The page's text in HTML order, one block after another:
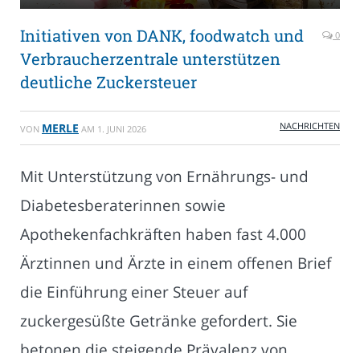
Initiativen von DANK, foodwatch und
Verbraucherzentrale unterstützen
deutliche Zuckersteuer
0
VON MERLE AM 1. JUNI 2026 NACHRICHTEN
Mit Unterstützung von Ernährungs- und
Diabetesberaterinnen sowie
Apothekenfachkräften haben fast 4.000
Ärztinnen und Ärzte in einem offenen Brief
die Einführung einer Steuer auf
zuckergesüßte Getränke gefordert. Sie